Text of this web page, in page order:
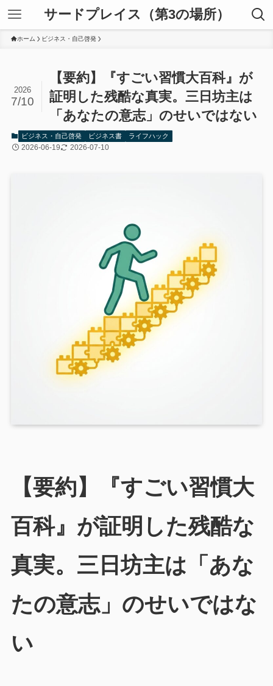
サードプレイス（第3の場所）
ホーム ビジネス・自己啓発
【要約】『すごい習慣大百科』が
証明した残酷な真実。三日坊主は
「あなたの意志」のせいではない
2026
7/10
ビジネス・自己啓発 ビジネス書 ライフハック
2026-06-19 2026-07-10
【要約】『すごい習慣大
百科』が証明した残酷な
真実。三日坊主は「あな
たの意志」のせいではな
い